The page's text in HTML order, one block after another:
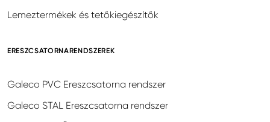
Lemeztermékek és tetőkiegészítők
ERESZCSATORNARENDSZEREK
Galeco PVC Ereszcsatorna rendszer
Galeco STAL Ereszcsatorna rendszer